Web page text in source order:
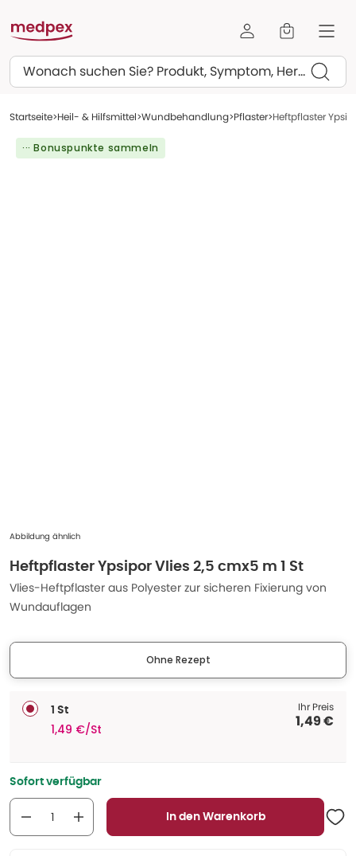
Suchen
Startseite Heil- & Hilfsmittel Wundbehandlung Pflaster Heftpflaster
··· Bonuspunkte sammeln
Abbildung ähnlich
Heftpflaster Ypsipor Vlies 2,5 cmx5 m 1 St
Vlies-Heftpflaster aus Polyester zur sicheren Fixierung von
Wundauflagen
Ohne Rezept
1 St
1,49 €/St
Ihr Preis
1,49 €
Sofort verfügbar
In den Warenkorb